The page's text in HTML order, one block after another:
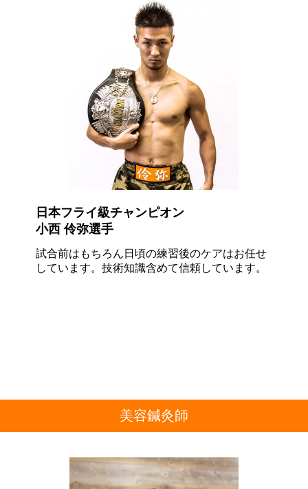
日本フライ級チャンピオン
小西 伶弥選手
試合前はもちろん日頃の練習後のケアはお任せ
しています。技術知識含めて信頼しています。
美容鍼灸師